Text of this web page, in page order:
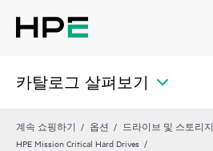
카탈로그 살펴보기
계속 쇼핑하기 옵션 드라이브 및 스토리지
HPE Mission Critical Hard Drives